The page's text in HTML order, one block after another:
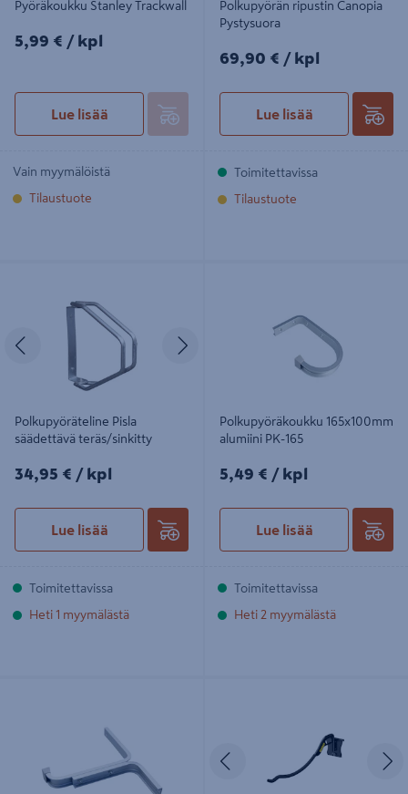
Pyöräkoukku Stanley Trackwall
5,99€/kpl
5,99 € / kpl
Lue lisää
Vain myymälöistä
Tilaustuote
Polkupyörän ripustin Canopia
Pystysuora
69,90€/kpl
69,90 € / kpl
Lue lisää
Toimitettavissa
Tilaustuote
Polkupyöräteline Pisla
säädettävä teräs/sinkitty
34,95€/kpl
34,95 € / kpl
Lue lisää
Toimitettavissa
Heti 1 myymälästä
Polkupyöräkoukku 165x100mm
alumiini PK-165
5,49€/kpl
5,49 € / kpl
Lue lisää
Toimitettavissa
Heti 2 myymälästä